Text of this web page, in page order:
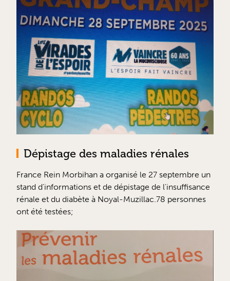
Dépistage des maladies rénales
France Rein Morbihan a organisé le 27 septembre un
stand d'informations et de dépistage de l'insuffisance
rénale et du diabète à Noyal-Muzillac.78 personnes
ont été testées;